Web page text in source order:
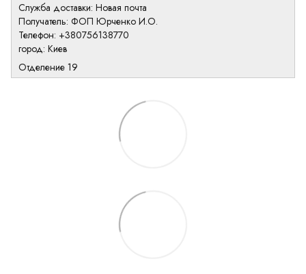
Служба доставки: Новая почта
Получатель: ФОП Юрченко И.О.
Телефон: +380756138770
город: Киев
Отделение 19